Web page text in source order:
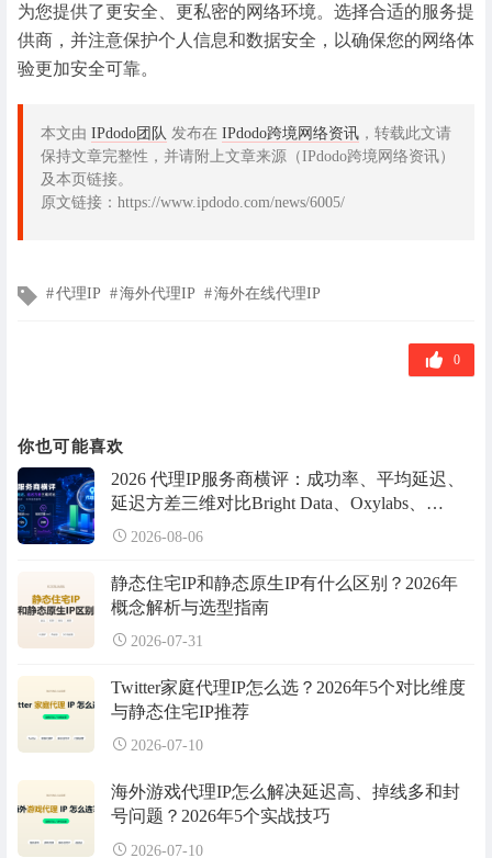
为您提供了更安全、更私密的网络环境。选择合适的服务提
供商，并注意保护个人信息和数据安全，以确保您的网络体
验更加安全可靠。
本文由 IPdodo团队 发布在 IPdodo跨境网络资讯 ，转载此文请
保持文章完整性，并请附上文章来源（IPdodo跨境网络资讯）
及本页链接。
原文链接：https://www.ipdodo.com/news/6005/
文代理IP 海外代理IP 海外在线代理IP
0
你也可能喜欢
2026 代理IP服务商横评：成功率、平均延迟、
延迟方差三维对比Bright Data、Oxylabs、
IPdodo等
2026-08-06
静态住宅IP和静态原生IP有什么区别？2026年
概念解析与选型指南
2026-07-31
Twitter家庭代理IP怎么选？2026年5个对比维度
与静态住宅IP推荐
2026-07-10
海外游戏代理IP怎么解决延迟高、掉线多和封
号问题？2026年5个实战技巧
2026-07-10